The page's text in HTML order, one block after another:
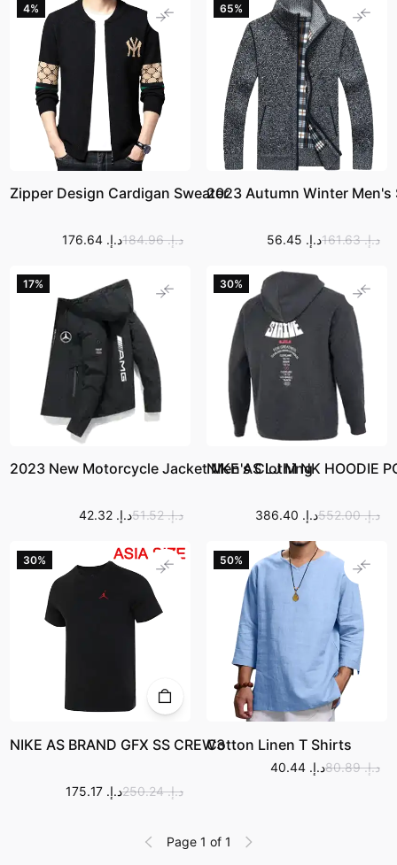
4‎%‎
Zipper Design Cardigan Sweater
د.إ.‏ 184.96 د.إ.‏ 176.64
65‎%‎
2023 Autumn Winter Men's
د.إ.‏ 161.63 د.إ.‏ 56.45
17‎%‎
2023 New Motorcycle Jacket Men's Clothing
د.إ.‏ 51.52 د.إ.‏ 42.32
30‎%‎
NIKE AS LJ M NK HOODIE
د.إ.‏ 552.00 د.إ.‏ 386.40
30‎%‎
NIKE AS BRAND GFX SS CREW3
د.إ.‏ 250.24 د.إ.‏ 175.17
50‎%‎
Cotton Linen T Shirts
د.إ.‏ 80.89 د.إ.‏ 40.44
Page 1 of 1